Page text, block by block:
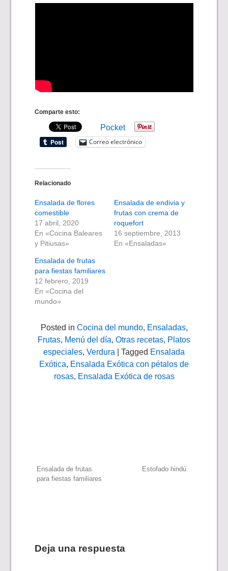
Comparte esto:
Pocket
Correo electrónico
Relacionado
Ensalada de flores
comestible
17 abril, 2020
En «Cocina Baleares
y Pitiusas»
Ensalada de endivia y
frutas con crema de
roquefort
16 septiembre, 2013
En «Ensaladas»
Ensalada de frutas
para fiestas familiares
12 febrero, 2019
En «Cocina del
mundo»
Posted in Cocina del mundo, Ensaladas,
Frutas, Menú del día, Otras recetas, Platos
especiales, Verdura | Tagged Ensalada
Exótica, Ensalada Exótica con pétalos de
rosas, Ensalada Exótica de rosas
Navegación
Ensalada de frutas
para fiestas familiares
Estofado hindú
Deja una respuesta